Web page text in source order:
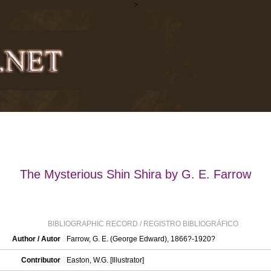
>
The Mysterious Shin Shira by G. E. Farrow
BIBLIOGRAPHIC RECORD / REGISTRO BIBLIOGRÁFICO
Author / Autor
Farrow, G. E. (George Edward), 1866?-1920?
Contributor Easton, W.G. [Illustrator]